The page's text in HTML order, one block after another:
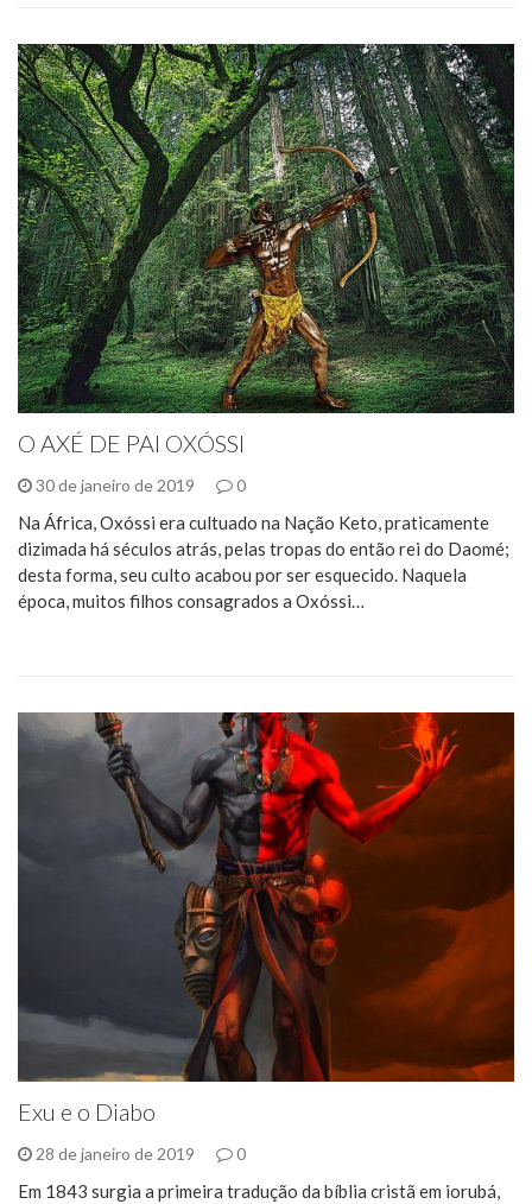
O AXÉ DE PAI OXÓSSI
30 de janeiro de 2019 0
Na África, Oxóssi era cultuado na Nação Keto, praticamente
dizimada há séculos atrás, pelas tropas do então rei do Daomé;
desta forma, seu culto acabou por ser esquecido. Naquela
época, muitos filhos consagrados a Oxóssi…
Exu e o Diabo
28 de janeiro de 2019 0
Em 1843 surgia a primeira tradução da bíblia cristã em iorubá,